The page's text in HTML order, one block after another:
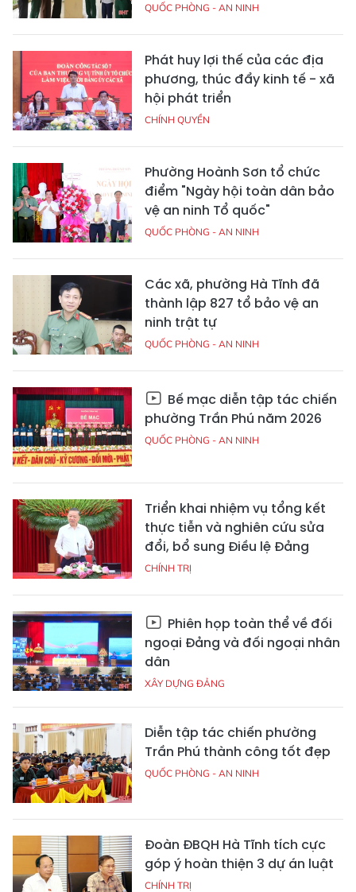
QUỐC PHÒNG - AN NINH
Phát huy lợi thế của các địa
phương, thúc đẩy kinh tế - xã
hội phát triển
CHÍNH QUYỀN
Phường Hoành Sơn tổ chức
điểm "Ngày hội toàn dân bảo
vệ an ninh Tổ quốc"
QUỐC PHÒNG - AN NINH
Các xã, phường Hà Tĩnh đã
thành lập 827 tổ bảo vệ an
ninh trật tự
QUỐC PHÒNG - AN NINH
Bế mạc diễn tập tác chiến
phường Trần Phú năm 2026
QUỐC PHÒNG - AN NINH
Triển khai nhiệm vụ tổng kết
thực tiễn và nghiên cứu sửa
đổi, bổ sung Điều lệ Đảng
CHÍNH TRỊ
Phiên họp toàn thể về đối
ngoại Đảng và đối ngoại nhân
dân
XÂY DỰNG ĐẢNG
Diễn tập tác chiến phường
Trần Phú thành công tốt đẹp
QUỐC PHÒNG - AN NINH
Đoàn ĐBQH Hà Tĩnh tích cực
góp ý hoàn thiện 3 dự án luật
CHÍNH TRỊ